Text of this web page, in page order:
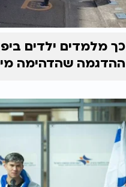
כך מלמדים ילדים
ההדגמה שהדהימה